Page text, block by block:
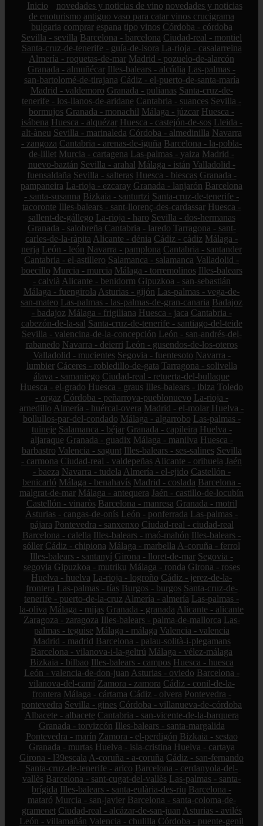
Inicio novedades y noticias de vino novedades y noticias
de enoturismo antiguo vaso para catar vinos crucigrama
bulgaria comprar espana tipo vinos Córdoba - córdoba
Sevilla - sevilla Barcelona - barcelona Ciudad-real - montiel
Santa-cruz-de-tenerife - guía-de-isora La-rioja - casalarreina
Almería - roquetas-de-mar Madrid - pozuelo-de-alarcón
Granada - almuñécar Illes-balears - alcúdia Las-palmas -
san-bartolomé-de-tirajana Cádiz - el-puerto-de-santa-maría
Madrid - valdemoro Granada - pulianas Santa-cruz-de-
tenerife - los-llanos-de-aridane Cantabria - suances Sevilla -
bormujos Granada - monachil Málaga - júzcar Huesca -
isábena Huesca - alquézar Huesca - castejón-de-sos Lleida -
alt-àneu Sevilla - marinaleda Córdoba - almedinilla Navarra
- zangoza Cantabria - arenas-de-iguña Barcelona - la-pobla-
de-lillet Murcia - cartagena Las-palmas - yaiza Madrid -
nuevo-baztán Sevilla - arahal Málaga - istán Valladolid -
fuensaldaña Sevilla - salteras Huesca - biescas Granada -
pampaneira La-rioja - ezcaray Granada - lanjarón Barcelona
- santa-susanna Bizkaia - santurtzi Santa-cruz-de-tenerife -
tacoronte Illes-balears - sant-llorenç-des-cardassar Huesca -
sallent-de-gállego La-rioja - haro Sevilla - dos-hermanas
Granada - salobreña Cantabria - laredo Tarragona - sant-
carles-de-la-ràpita Alicante - dénia Cádiz - cádiz Málaga -
nerja León - león Navarra - pamplona Cantabria - santander
Cantabria - el-astillero Salamanca - salamanca Valladolid -
boecillo Murcia - murcia Málaga - torremolinos Illes-balears
- calvià Alicante - benidorm Gipuzkoa - san-sebastián
Málaga - fuengirola Asturias - gijón Las-palmas - vega-de-
san-mateo Las-palmas - las-palmas-de-gran-canaria Badajoz
- badajoz Málaga - frigiliana Huesca - jaca Cantabria -
cabezón-de-la-sal Santa-cruz-de-tenerife - santiago-del-teide
Sevilla - valencina-de-la-concepción León - san-andrés-del-
rabanedo Navarra - deierri León - gusendos-de-los-oteros
Valladolid - mucientes Segovia - fuentesoto Navarra -
lumbier Cáceres - robledillo-de-gata Tarragona - solivella
álava - samaniego Ciudad-real - retuerta-del-bullaque
Huesca - el-grado Huesca - graus Illes-balears - ibiza Toledo
- orgaz Córdoba - peñarroya-pueblonuevo La-rioja -
arnedillo Almería - huércal-overa Madrid - el-molar Huelva -
bollullos-par-del-condado Málaga - algarrobo Las-palmas -
tuineje Salamanca - béjar Granada - capileira Huelva -
aljaraque Granada - guadix Málaga - manilva Huesca -
barbastro Valencia - sagunt Illes-balears - ses-salines Sevilla
- carmona Ciudad-real - valdepeñas Alicante - orihuela Jaén
- baeza Navarra - tudela Almería - el-ejido Castellón -
benicarló Málaga - benahavís Madrid - coslada Barcelona -
malgrat-de-mar Málaga - antequera Jaén - castillo-de-locubín
Castellón - vinaròs Barcelona - manresa Granada - motril
Asturias - cangas-de-onís León - ponferrada Las-palmas -
pájara Pontevedra - sanxenxo Ciudad-real - ciudad-real
Barcelona - calella Illes-balears - maó-mahón Illes-balears -
sóller Cádiz - chipiona Málaga - marbella A-coruña - ferrol
Illes-balears - santanyí Girona - lloret-de-mar Segovia -
segovia Gipuzkoa - mutriku Málaga - ronda Girona - roses
Huelva - huelva La-rioja - logroño Cádiz - jerez-de-la-
frontera Las-palmas - tías Burgos - burgos Santa-cruz-de-
tenerife - puerto-de-la-cruz Almería - almería Las-palmas -
la-oliva Málaga - mijas Granada - granada Alicante - alicante
Zaragoza - zaragoza Illes-balears - palma-de-mallorca Las-
palmas - teguise Málaga - málaga Valencia - valencia
Madrid - madrid Barcelona - palau-solità-i-plegamans
Barcelona - vilanova-i-la-geltrú Málaga - vélez-málaga
Bizkaia - bilbao Illes-balears - campos Huesca - huesca
León - valencia-de-don-juan Asturias - oviedo Barcelona -
vilanova-del-camí Zamora - zamora Cádiz - conil-de-la-
frontera Málaga - cártama Cádiz - olvera Pontevedra -
pontevedra Sevilla - gines Córdoba - villanueva-de-córdoba
Albacete - albacete Cantabria - san-vicente-de-la-barquera
Granada - torvizcón Illes-balears - santa-margalida
Pontevedra - marín Zamora - el-perdigón Bizkaia - sestao
Granada - murtas Huelva - isla-cristina Huelva - cartaya
Girona - l39escala A-coruña - a-coruña Cádiz - san-fernando
Santa-cruz-de-tenerife - arico Barcelona - cerdanyola-del-
vallès Barcelona - sant-cugat-del-vallès Las-palmas - santa-
brígida Illes-balears - santa-eulària-des-riu Barcelona -
mataró Murcia - san-javier Barcelona - santa-coloma-de-
gramenet Ciudad-real - alcázar-de-san-juan Asturias - avilés
León - villamañán Valencia - chulilla Córdoba - puente-genil